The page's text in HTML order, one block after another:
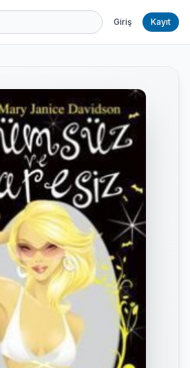
Giriş Kayıt